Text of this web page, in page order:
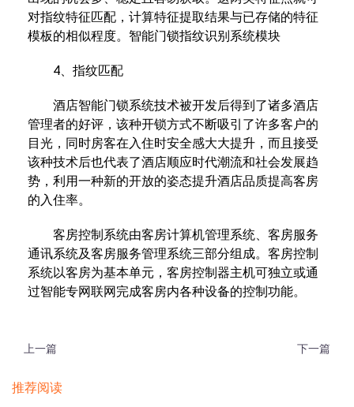
对指纹特征匹配，计算特征提取结果与已存储的特征
模板的相似程度。智能门锁指纹识别系统模块
4、指纹匹配
酒店智能门锁系统技术被开发后得到了诸多酒店
管理者的好评，该种开锁方式不断吸引了许多客户的
目光，同时房客在入住时安全感大大提升，而且接受
该种技术后也代表了酒店顺应时代潮流和社会发展趋
势，利用一种新的开放的姿态提升酒店品质提高客房
的入住率。
客房控制系统由客房计算机管理系统、客房服务
通讯系统及客房服务管理系统三部分组成。客房控制
系统以客房为基本单元，客房控制器主机可独立或通
过智能专网联网完成客房内各种设备的控制功能。
上一篇 下一篇
推荐阅读